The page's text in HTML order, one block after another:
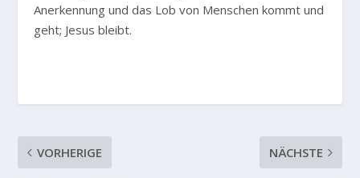
Anerkennung und das Lob von Menschen kommt und
geht; Jesus bleibt.
VORHERIGE NÄCHSTE